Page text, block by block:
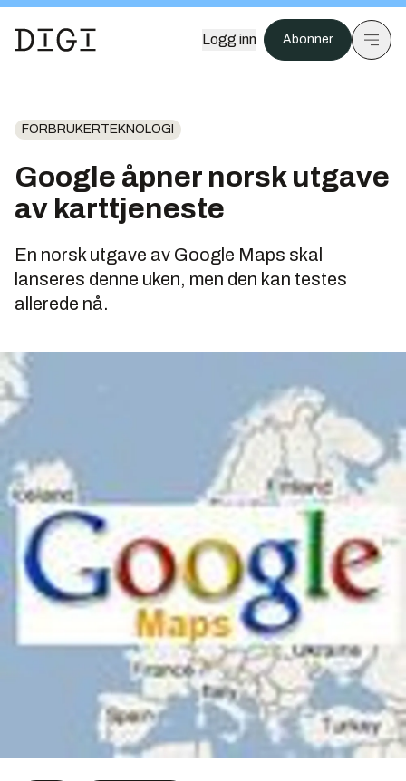
Logg inn Abonner
FORBRUKERTEKNOLOGI
Google åpner norsk utgave
av karttjeneste
En norsk utgave av Google Maps skal
lanseres denne uken, men den kan testes
allerede nå.